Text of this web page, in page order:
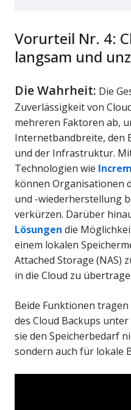
Vorurteil Nr. 4:
langsam und
Die Wahrheit: Die
Zuverlässigkeit von
mehreren Faktoren ab,
Internetbandbreite, den
und der Infrastruktur.
Technologien wie
können Organisationen
und -wiederherstellung
verkürzen. Darüber
Lösungen die
einem lokalen
Attached Storage (NAS)
in die Cloud zu
Beide Funktionen
des Cloud Backups
sie den Speicherbedarf
sondern auch für lokale